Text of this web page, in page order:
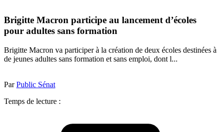
Brigitte Macron participe au lancement d’écoles
pour adultes sans formation
Brigitte Macron va participer à la création de deux écoles destinées à
de jeunes adultes sans formation et sans emploi, dont l...
ParPublic Sénat
Temps de lecture :